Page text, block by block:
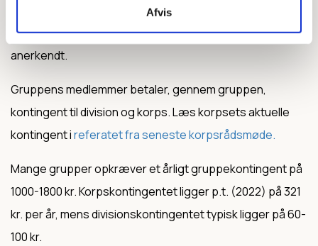
Afvis
kontingentopkrævninger og medlemmer. Gruppen bliver
automatiske oprettet i Medlemsservice når gruppen er
anerkendt.
Gruppens medlemmer betaler, gennem gruppen,
kontingent til division og korps. Læs korpsets aktuelle
kontingent ireferatet fra seneste korpsrådsmøde.
Mange grupper opkræver et årligt gruppekontingent på
1000-1800 kr. Korpskontingentet ligger p.t. (2022) på 321
kr. per år, mens divisionskontingentet typisk ligger på 60-
100 kr.